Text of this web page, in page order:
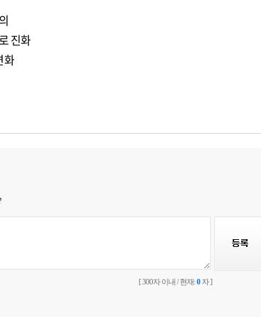
진화
화
[ 300자 이내 / 현재:0 자 ]